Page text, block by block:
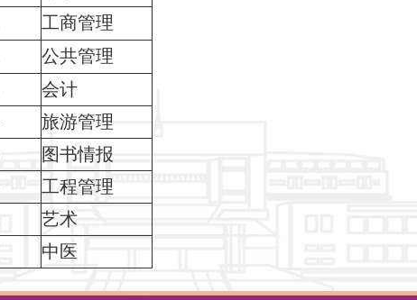
工商管理
公共管理
会计
旅游管理
图书情报
工程管理
艺术
中医